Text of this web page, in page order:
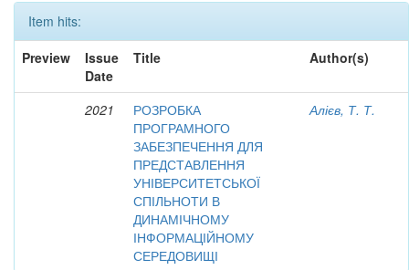
Item hits:
Preview
Issue
Date
Title Author(s)
2021
РОЗРОБКА
ПРОГРАМНОГО
ЗАБЕЗПЕЧЕННЯ ДЛЯ
ПРЕДСТАВЛЕННЯ
УНІВЕРСИТЕТСЬКОЇ
СПІЛЬНОТИ В
ДИНАМІЧНОМУ
ІНФОРМАЦІЙНОМУ
СЕРЕДОВИЩІ
Алієв, Т. Т.